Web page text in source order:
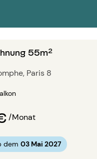
55m²
Paris 8
/Monat
dem 03 Mai 2027